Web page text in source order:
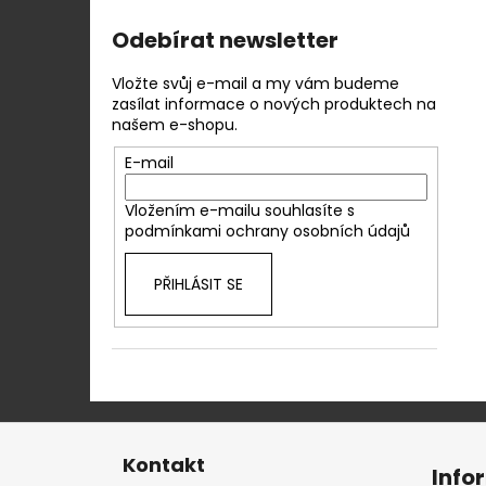
Odebírat newsletter
Vložte svůj e-mail a my vám budeme
zasílat informace o nových produktech na
našem e-shopu.
E-mail
Vložením e-mailu souhlasíte s
podmínkami ochrany osobních údajů
PŘIHLÁSIT SE
Kontakt